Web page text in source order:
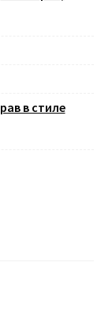
в стиле